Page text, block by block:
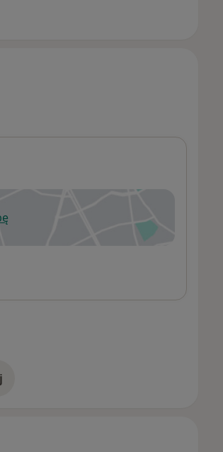
się w nowej karcie